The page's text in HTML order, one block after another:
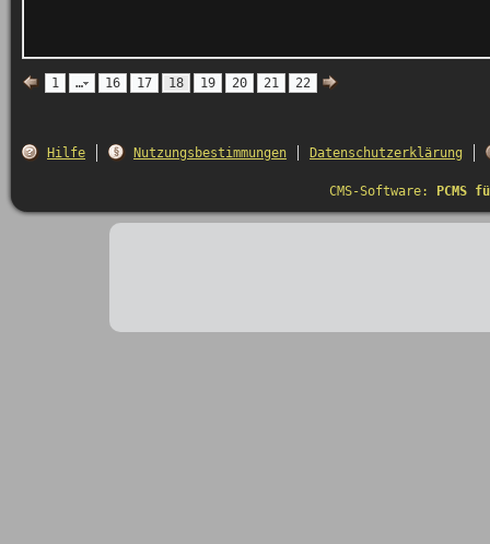
1 … 16 17 18 19 20 21 22
Hilfe Nutzungsbestimmungen Datenschutzerklärung
CMS-Software: PCMS